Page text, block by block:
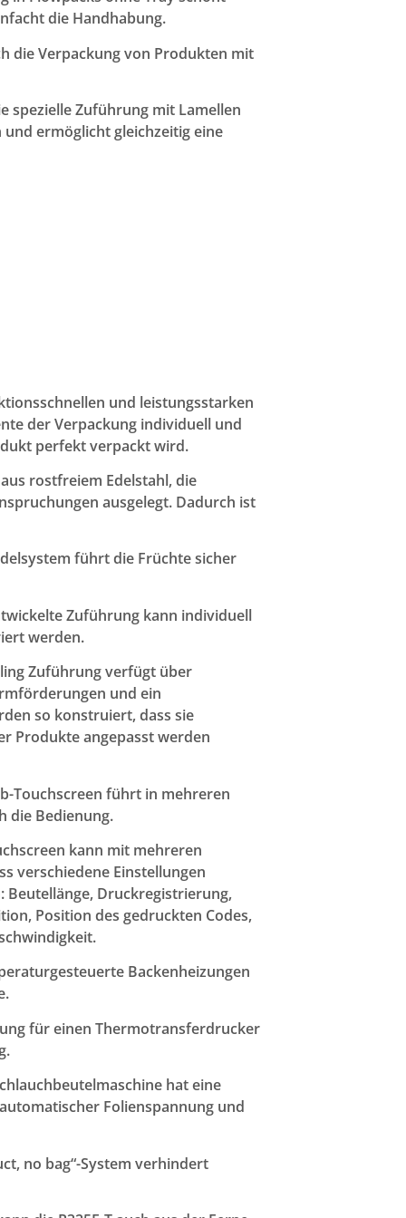
die Handhabung.
die Verpackung von Produkten mit
spezielle Zuführung mit Lamellen
ermöglicht gleichzeitig eine
und leistungsstarken
der Verpackung individuell und
perfekt verpackt wird.
rostfreiem Edelstahl, die
ausgelegt. Dadurch ist
führt die Früchte sicher
Zuführung kann individuell
werden.
Zuführung verfügt über
und ein
so konstruiert, dass sie
Produkte angepasst werden
Touchscreen führt in mehreren
die Bedienung.
kann mit mehreren
verschiedene Einstellungen
Beutellänge, Druckregistrierung,
Position des gedruckten Codes,
Backenheizungen
für einen Thermotransferdrucker
hat eine
Folienspannung und
no bag“-System verhindert